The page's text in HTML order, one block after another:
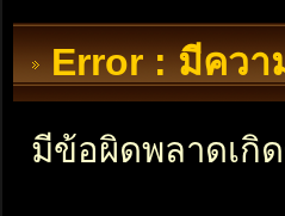
Error : มีควา
มีข้อผิดพลาดเกิ